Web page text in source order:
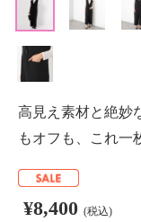
高見え素材と絶妙
もオフも、これ一
¥8,400 (税込)